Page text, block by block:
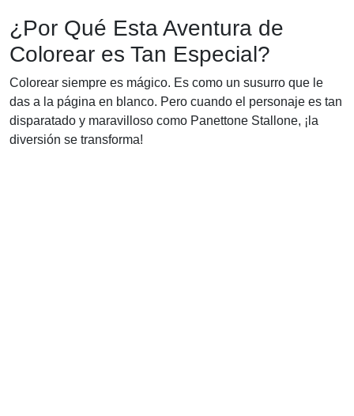
¿Por Qué Esta Aventura de
Colorear es Tan Especial?
Colorear siempre es mágico. Es como un susurro que le
das a la página en blanco. Pero cuando el personaje es tan
disparatado y maravilloso como Panettone Stallone, ¡la
diversión se transforma!